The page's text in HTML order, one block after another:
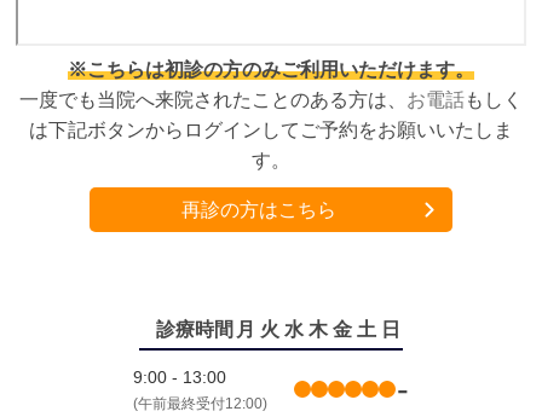
※こちらは初診の方のみご利用いただけます。
一度でも当院へ来院されたことのある方は、 お電話もしく
は下記ボタンからログインしてご予約をお願いいたしま
す。
再診の方はこちら
診療時間 月 火 水 木 金 土 日
9:00 - 13:00
(午前最終受付12:00) -